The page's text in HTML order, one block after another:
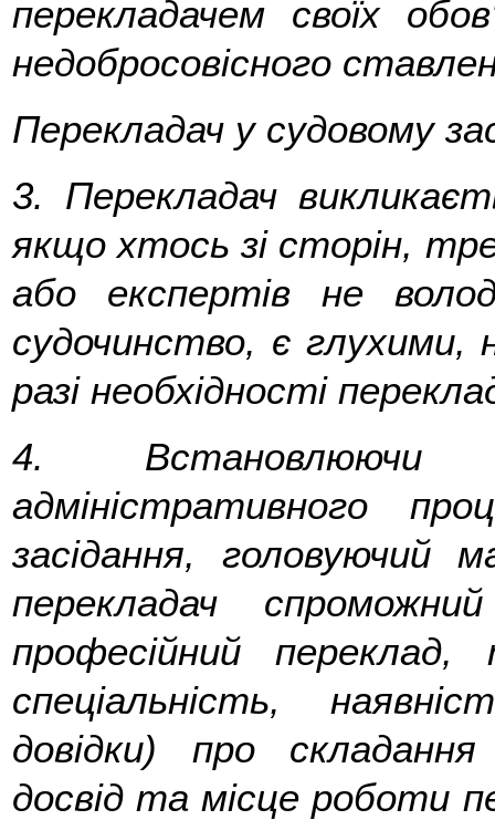
перекладачем своїх
недобросовісного
Перекладач у судовому
3.
Перекладач
якщо хтось зі сторін,
або експертів не
судочинство, є глухими,
разі необхідності
4.
адміністративного
засідання,
перекладач
професійний
спеціальність,
довідки) про
досвід та місце роботи